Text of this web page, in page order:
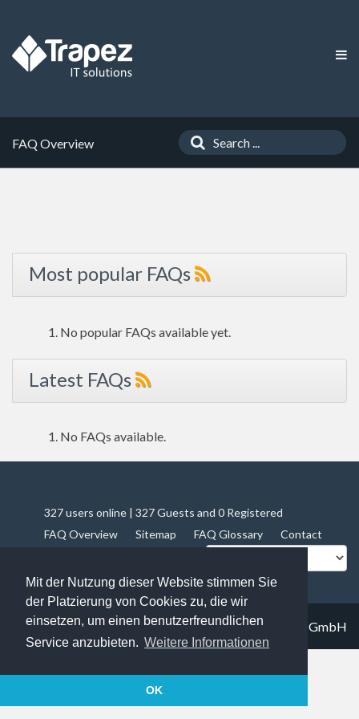
Mit der Nutzung dieser Website stimmen Sie
der Platzierung von Cookies zu, die wir
einsetzen, um einen benutzerfreundlichen
Service anzubieten. Weitere Informationen
OK
FAQ Overview
Most popular FAQs
No popular FAQs available yet.
Latest FAQs
No FAQs available.
327 users online | 327 Guests and 0 Registered
FAQ Overview
Sitemap FAQ Glossary
Contact
© 2019Trapez IT solutions GmbH